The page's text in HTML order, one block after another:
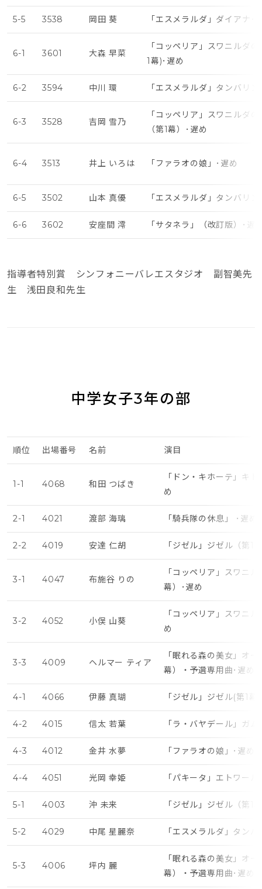
5-5 3538 岡田 葵 「エスメラルダ」ダイアナ･
6-1 3601 大森 早菜
「コッペリア」スワニルダ
1幕)･遅め
6-2 3594 中川 環 「エスメラルダ」タンバリ
6-3 3528 吉岡 雪乃
「コッペリア」スワニルダ
（第1幕）･遅め
6-4 3513 井上 いろは 「ファラオの娘」･遅め
6-5 3502 山本 真優 「エスメラルダ」タンバリ
6-6 3602 安座間 澪 「サタネラ」（改訂版）･遅
指導者特別賞 シンフォニーバレエスタジオ 副智美先
生 浅田良和先生
中学女子3年の部
順位 出場番号 名前 演目
1-1 4068 和田 つばき
「ドン・キホーテ」キ
め
2-1 4021 渡部 海璃 「騎兵隊の休息」 ･遅め
2-2 4019 安達 仁胡 「ジゼル」ジゼル（第1
3-1 4047 布施谷 りの
「コッペリア」スワニ
幕）･遅め
3-2 4052 小俣 山葵
「コッペリア」スワニ
め
3-3 4009 ヘルマー ティア
「眠れる森の美女」オ
幕）・予選専用曲･遅め
4-1 4066 伊藤 真瑚 「ジゼル」ジゼル(第1
4-2 4015 信太 若葉 「ラ・バヤデール」ガ
4-3 4012 金井 水夢 「ファラオの娘」･遅め
4-4 4051 光岡 幸姫 「パキータ」エトワール
5-1 4003 沖 未来 「ジゼル」ジゼル（第1
5-2 4029 中尾 星麗奈 「エスメラルダ」タン
5-3 4006 坪内 麗
「眠れる森の美女」オ
幕）・予選専用曲･遅め